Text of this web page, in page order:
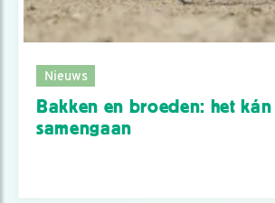
Nieuws
Bakken en broeden: het kán
samengaan